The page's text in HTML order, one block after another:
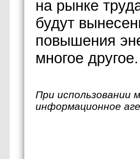
на рынке
будут
повышения
многое другое.
При использовании
информационное